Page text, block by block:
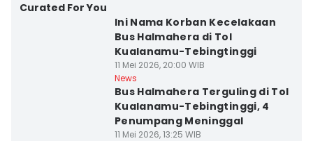
Curated For You
Ini Nama Korban Kecelakaan
Bus Halmahera di Tol
Kualanamu-Tebingtinggi
11 Mei 2026, 20:00 WIB
News
Bus Halmahera Terguling di Tol
Kualanamu-Tebingtinggi, 4
Penumpang Meninggal
11 Mei 2026, 13:25 WIB